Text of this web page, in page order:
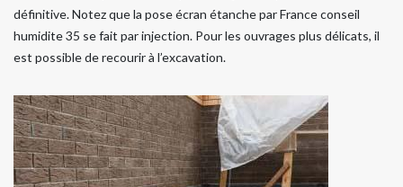
définitive. Notez que la pose écran étanche par France conseil
humidite 35 se fait par injection. Pour les ouvrages plus délicats, il
est possible de recourir à l’excavation.